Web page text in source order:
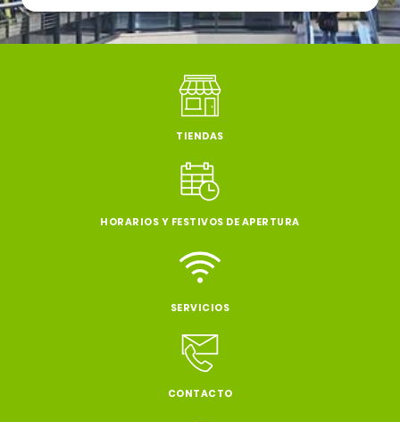
TIENDAS
HORARIOS Y FESTIVOS DE APERTURA
SERVICIOS
CONTACTO